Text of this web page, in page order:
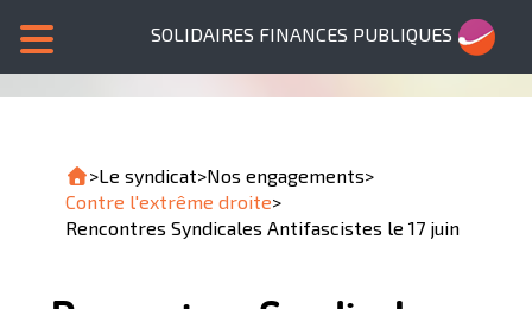
SOLIDAIRES FINANCES PUBLIQUES
>Le syndicat>Nos engagements>
Contre l'extrême droite>
Rencontres Syndicales Antifascistes le 17 juin